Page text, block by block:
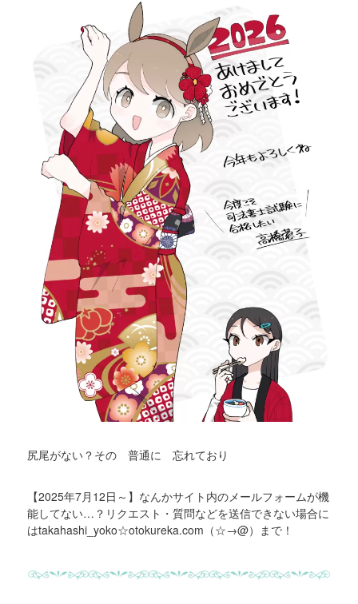
尻尾がない？その 普通に 忘れており
【2025年7月12日～】なんかサイト内のメールフォームが機
能してない…？リクエスト・質問などを送信できない場合に
はtakahashi_yoko☆otokureka.com（☆→@）まで！